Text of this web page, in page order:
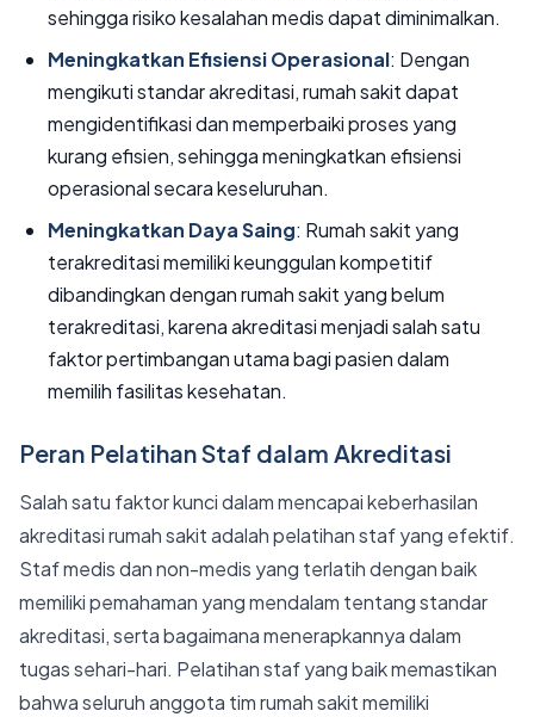
sehingga risiko kesalahan medis dapat diminimalkan.
Meningkatkan Efisiensi Operasional: Dengan
mengikuti standar akreditasi, rumah sakit dapat
mengidentifikasi dan memperbaiki proses yang
kurang efisien, sehingga meningkatkan efisiensi
operasional secara keseluruhan.
Meningkatkan Daya Saing: Rumah sakit yang
terakreditasi memiliki keunggulan kompetitif
dibandingkan dengan rumah sakit yang belum
terakreditasi, karena akreditasi menjadi salah satu
faktor pertimbangan utama bagi pasien dalam
memilih fasilitas kesehatan.
Peran Pelatihan Staf dalam Akreditasi
Salah satu faktor kunci dalam mencapai keberhasilan
akreditasi rumah sakit adalah pelatihan staf yang efektif.
Staf medis dan non-medis yang terlatih dengan baik
memiliki pemahaman yang mendalam tentang standar
akreditasi, serta bagaimana menerapkannya dalam
tugas sehari-hari. Pelatihan staf yang baik memastikan
bahwa seluruh anggota tim rumah sakit memiliki